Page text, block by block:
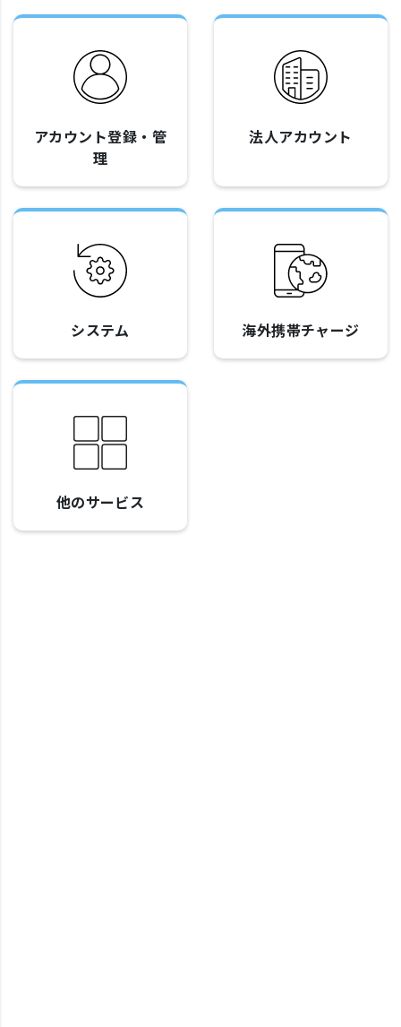
アカウント登録・管
理
法人アカウント
システム 海外携帯チャージ
他のサービス